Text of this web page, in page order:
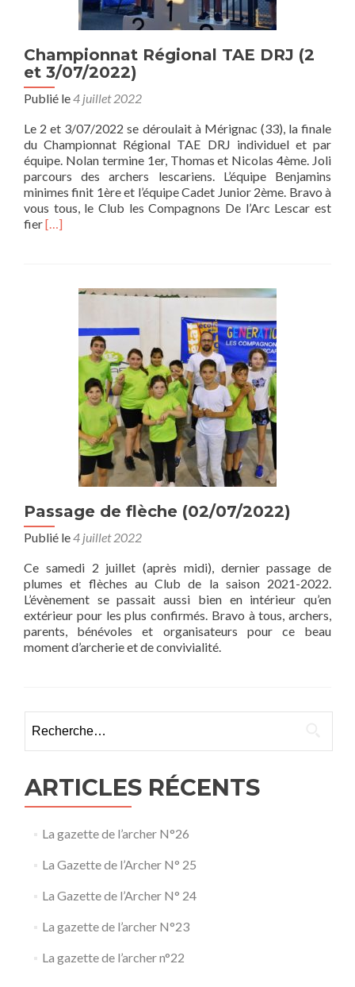
Championnat Régional TAE DRJ (2
et 3/07/2022)
Publié le4 juillet 2022
Le 2 et 3/07/2022 se déroulait à Mérignac (33), la finale
du Championnat Régional TAE DRJ individuel et par
équipe. Nolan termine 1er, Thomas et Nicolas 4ème. Joli
parcours des archers lescariens. L’équipe Benjamins
minimes finit 1ère et l’équipe Cadet Junior 2ème. Bravo à
vous tous, le Club les Compagnons De l’Arc Lescar est
fierEn
Régional
3/07/2022)
[…]
Passage de flèche (02/07/2022)
Publié le4 juillet 2022
Ce samedi 2 juillet (après midi), dernier passage de
plumes et flèches au Club de la saison 2021-2022.
L’évènement se passait aussi bien en intérieur qu’en
extérieur pour les plus confirmés. Bravo à tous, archers,
parents, bénévoles et organisateurs pour ce beau
moment d’archerie et de convivialité.
ARTICLES RÉCENTS
La gazette de l’archer N°26
La Gazette de l’Archer N° 25
La Gazette de l’Archer N° 24
La gazette de l’archer N°23
La gazette de l’archer n°22